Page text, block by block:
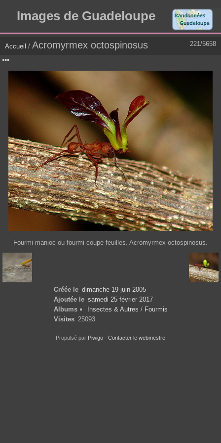
Images de Guadeloupe
221/5658
Accueil / Acromyrmex octospinosus
Fourmi manioc ou fourmi coupe-feuilles. Acromyrmex octospinosus.
Créée le dimanche 19 juin 2005
Ajoutée le samedi 25 février 2017
Albums
Insectes & Autres / Fourmis
Visites 25093
Propulsé par Piwigo - Contacter le webmestre